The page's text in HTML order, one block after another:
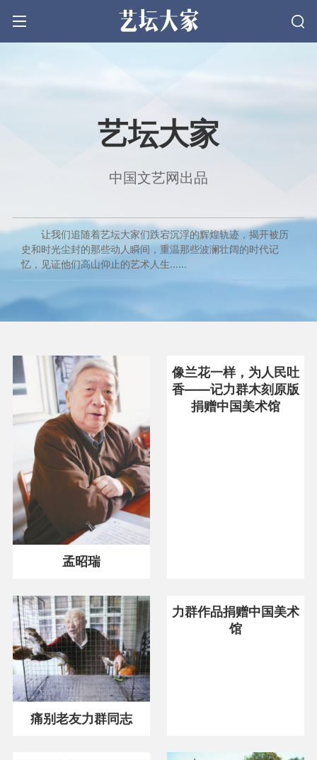
戏剧
电影
音乐
美术
曲艺
舞蹈
民间文艺
摄影
杂技
艺坛大家
中国文艺网出品
让我们追随着艺坛大家们跌宕沉浮的辉煌轨迹，揭开被历
史和时光尘封的那些动人瞬间，重温那些波澜壮阔的时代记
忆，见证他们高山仰止的艺术人生……
孟昭瑞
像兰花一样，为人民吐
香——记力群木刻原版
捐赠中国美术馆
痛别老友力群同志
力群作品捐赠中国美术
馆